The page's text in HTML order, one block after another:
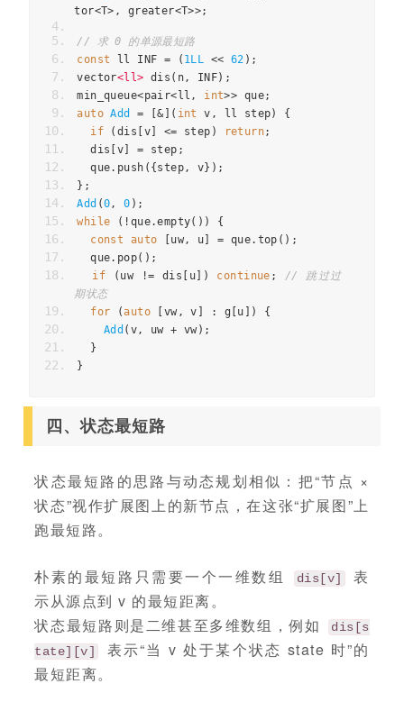
tor<T> , greater<T>>;
// 求 0 的单源最短路
const
ll INF = ( 1LL << 62 );
vector<ll> dis ( n , INF);
min_queue<pair<ll , int>> que;
auto Add = [& ]( int v , ll step)
{
if
( dis [v] <= step ) return;
dis [v] = step ;
que. push ({step , v});
};
Add (0 , 0 );
while
( ! que.empty())
{
const
auto [uw , u] = que. top ();
que. pop();
if
( uw != dis [ u]) continue ;
// 跳过过
期状态
for
(auto [vw , v ] : g [u ])
{
Add ( v , uw + vw );
}
}
四、状态最短路
状态最短路的思路与动态规划相似：把“节点 ×
状态”视作扩展图上的新节点，在这张“扩展图”上
跑最短路。
朴素的最短路只需要一个一维数组 dis[v]
表
示从源点到 v 的最短距离。
状态最短路则是二维甚至多维数组，例如
dis[s
tate][v]
表示“当 v 处于某个状态 state 时”的
最短距离。